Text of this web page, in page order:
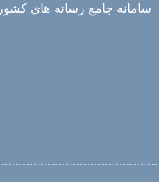
سامانه جامع رسانه های کشور